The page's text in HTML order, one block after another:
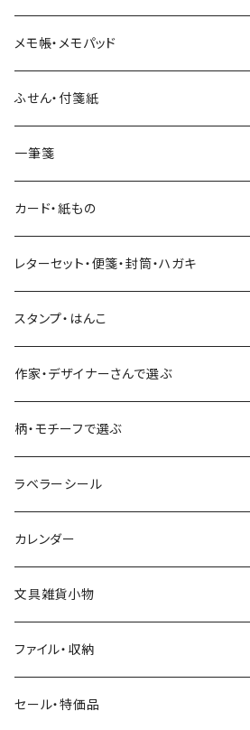
和紙
透明クリア
Hutte paper works （プロペラスタジオ）
ネクタイ
透明クリアテープ
柄・モチーフで選ぶ（マステ）
いちご・ストロベリー
フルーツ・野菜
ミモザ
お花・フラワー・グリーン・植物
マインドウェイブ
水縞
大枝活版室
星燈社
ミナペルホネン
BGM
eric
SAIEN
田村美紀
パピアプラッツ（作家もの）
フレークシール
パピアプラッツ（作家もの）
ヨハク
ステッカーシール
マインドウェイブ
田村美紀
立体シール
メモ帳・メモパッド
ヨハク
HUTTE PAPER WORKS
表現社（作家もの）
星燈社
古川紙工
大枝活版室
ふせん・付箋紙
ヨハク
HUTTE PAPER WORKS
古川紙工
表現社（作家もの）
ロール付箋
一筆箋
カード・紙もの
レターセット・便箋・封筒・ハガキ
古川紙工
表現社（作家もの）
スタンプ・はんこ
Hutte paper works
ヨハク
作家・デザイナーさんで選ぶ
ネクタイ
Hutte paper works
ヨハク
eric
浅野みどり
西淑
柄・モチーフで選ぶ
フルーツ
食べ物・フード・スイーツ
パン・ブレッド
カフェ
コーヒー・飲み物・クリームソーダ
ラベラーシール
カレンダー
文具雑貨小物
ファイル・収納
セール・特価品